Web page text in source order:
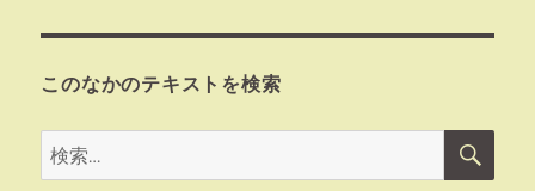
このなかのテキストを検索
検
索:
検